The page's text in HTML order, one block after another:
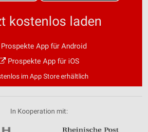
kostenlos laden
App für Android
Prospekte App für iOS
im App Store erhältlich
In Kooperation mit: